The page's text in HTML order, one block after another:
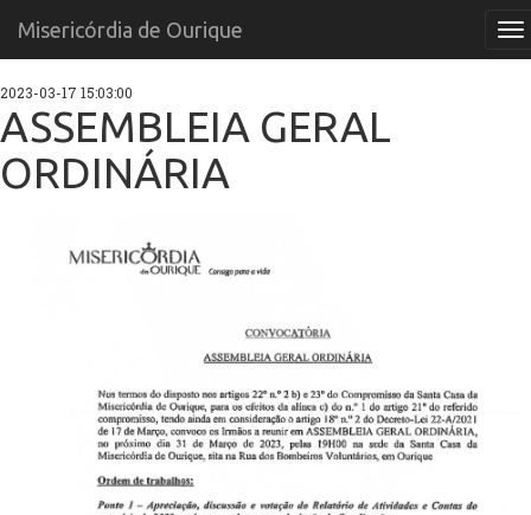
Misericórdia de Ourique
2023-03-17 15:03:00
ASSEMBLEIA GERAL
ORDINÁRIA